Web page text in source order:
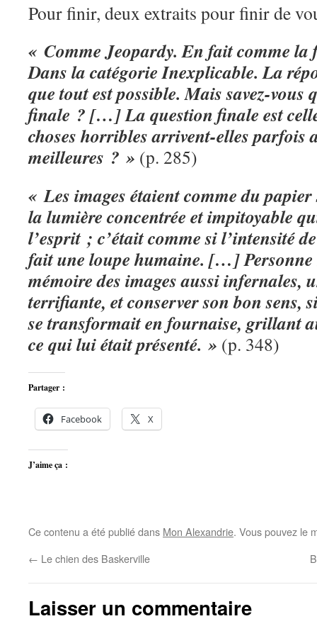
Pour finir, deux extraits pour finir de
« Comme Jeopardy. En fait comme la
Dans la catégorie Inexplicable. La
que tout est possible. Mais savez-vous
finale ? […] La question finale est
choses horribles arrivent-elles parfois
meilleures ? » (p. 285)
« Les images étaient comme du
la lumière concentrée et impitoyable
l’esprit ; c’était comme si l’intensité
fait une loupe humaine. […] Personne
mémoire des images aussi infernales,
terrifiante, et conserver son bon sens,
se transformait en fournaise, grillant
ce qui lui était présenté. » (p. 348)
Partager :
Facebook X
J’aime ça :
Ce contenu a été publié dans Mon Alexandrie. Vous pouvez le
← Le chien des Baskerville
Laisser un commentaire